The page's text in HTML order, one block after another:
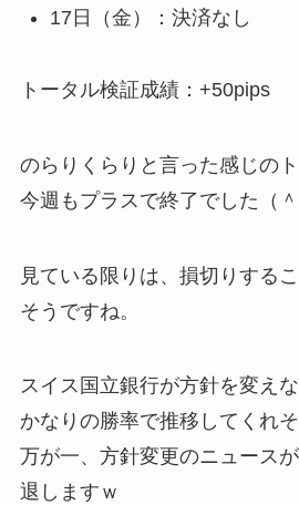
17日（金）：決済なし
トータル検証成績：+50pips
のらりくらりと言った感じのト
今週もプラスで終了でした（＾
見ている限りは、損切りする
そうですね。
スイス国立銀行が方針を変えな
かなりの勝率で推移してくれそ
万が一、方針変更のニュース
退しますｗ